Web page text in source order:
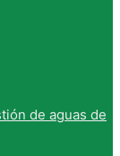
de aguas de